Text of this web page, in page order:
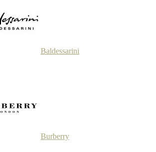
Baldessarini
Burberry